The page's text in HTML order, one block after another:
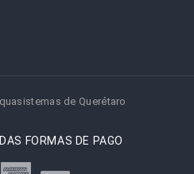
de Querétaro
FORMAS DE PAGO